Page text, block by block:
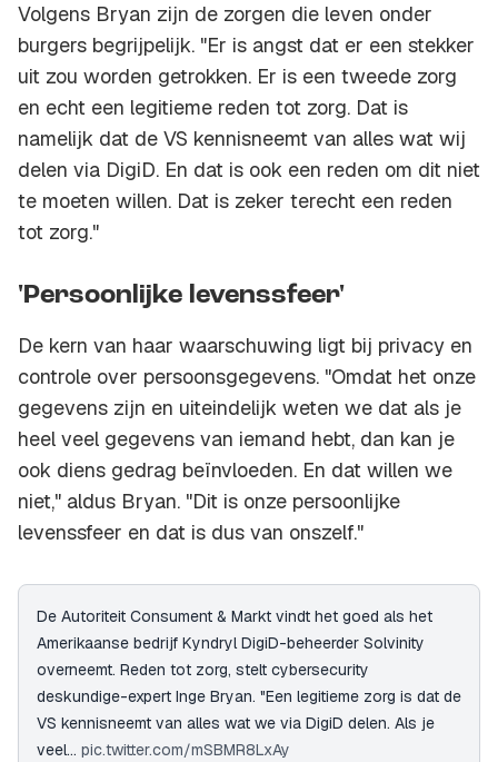
Volgens Bryan zijn de zorgen die leven onder
burgers begrijpelijk. "Er is angst dat er een stekker
uit zou worden getrokken. Er is een tweede zorg
en echt een legitieme reden tot zorg. Dat is
namelijk dat de VS kennisneemt van alles wat wij
delen via DigiD. En dat is ook een reden om dit niet
te moeten willen. Dat is zeker terecht een reden
tot zorg."
'Persoonlijke levenssfeer'
De kern van haar waarschuwing ligt bij privacy en
controle over persoonsgegevens. "Omdat het onze
gegevens zijn en uiteindelijk weten we dat als je
heel veel gegevens van iemand hebt, dan kan je
ook diens gedrag beïnvloeden. En dat willen we
niet," aldus Bryan. "Dit is onze persoonlijke
levenssfeer en dat is dus van onszelf."
De Autoriteit Consument & Markt vindt het goed als het
Amerikaanse bedrijf Kyndryl DigiD-beheerder Solvinity
overneemt. Reden tot zorg, stelt cybersecurity
deskundige-expert Inge Bryan. "Een legitieme zorg is dat de
VS kennisneemt van alles wat we via DigiD delen. Als je
veel… pic.twitter.com/mSBMR8LxAy